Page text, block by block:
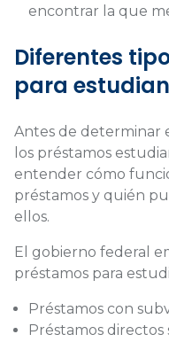
encontrar la que
Diferentes
para
Antes de determinar
los préstamos
entender cómo
préstamos y quién
ellos.
El gobierno federal
préstamos para
Préstamos con
Préstamos directos